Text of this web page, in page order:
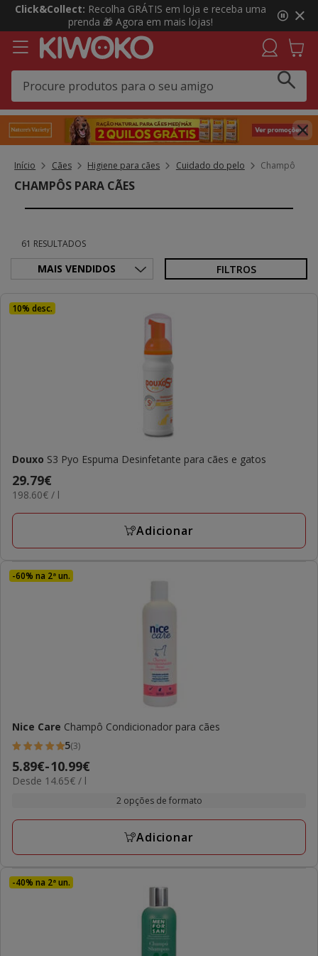
3
3,
mensagem,
Click&Collect: Recolha GRÁTIS em loja e receba uma
prenda 🎁 Agora em mais lojas!
Início Cães Higiene para cães Cuidado do pelo Champô
CHAMPÔS PARA CÃES
61 RESULTADOS
FILTROS
10% desc.
Douxo S3 Pyo Espuma Desinfetante para cães e gatos
Preço
29.79€
29.79€
198.60€
L
198.60€ / l
Adicionar
-60% na 2ª un.
Nice Care Champô Condicionador para cães
5
estrelas
com
avaliações
5(3)
Preço
de
a
5.89€-10.99€
14.65€
Desde 14.65€ / l
2 opções de formato
Adicionar
-40% na 2ª un.